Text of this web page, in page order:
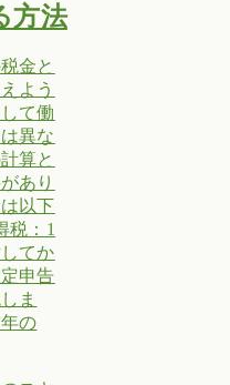
方法
金と
よう
て働
異な
算と
あり
以下
税：1
てか
申告
ま
の